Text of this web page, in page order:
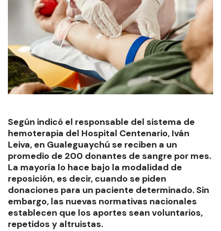
Según indicó el responsable del sistema de
hemoterapia del Hospital Centenario, Iván
Leiva, en Gualeguaychú se reciben a un
promedio de 200 donantes de sangre por mes.
La mayoría lo hace bajo la modalidad de
reposición, es decir, cuando se piden
donaciones para un paciente determinado. Sin
embargo, las nuevas normativas nacionales
establecen que los aportes sean voluntarios,
repetidos y altruistas.